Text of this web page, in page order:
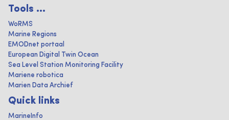
Tools ...
WoRMS
Marine Regions
EMODnet portaal
European Digital Twin Ocean
Sea Level Station Monitoring Facility
Mariene robotica
Marien Data Archief
Quick links
MarineInfo